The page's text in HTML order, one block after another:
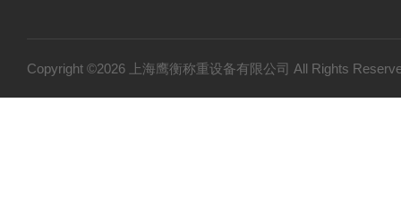
0.5吨-50吨电子吊磅
Copyright ©2026 上海鹰衡称重设备有限公司 All Rights